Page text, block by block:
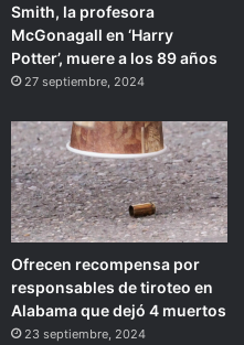
Smith, la profesora
McGonagall en ‘Harry
Potter’, muere a los 89 años
27 septiembre, 2024
Ofrecen recompensa por
responsables de tiroteo en
Alabama que dejó 4 muertos
23 septiembre, 2024